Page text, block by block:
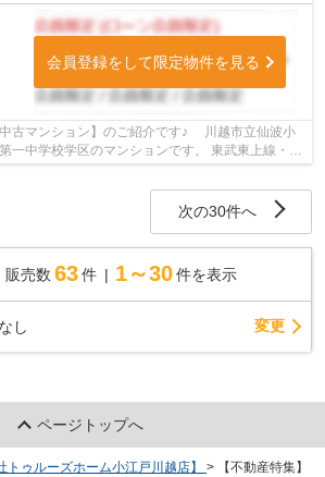
会員登録をして限定物件を見る
古マンション】のご紹介です♪ 川越市立仙波小
一中学校学区のマンションです。 東武東上線・川
♪川越駅徒歩6分のマンシ...
次の30件へ
販売数 63 件 1～30 件を表示
なし 変更
ページトップへ
ゥルーズホーム小江戸川越店】 >
【不動産特集】